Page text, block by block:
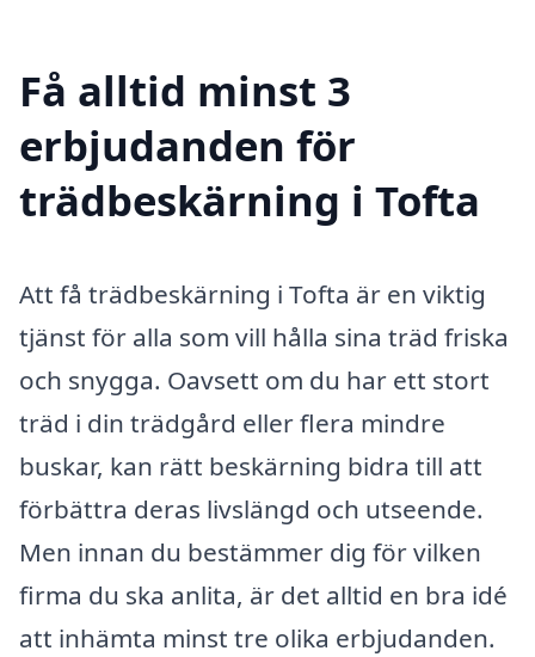
Få alltid minst 3
erbjudanden för
trädbeskärning i Tofta
Att få trädbeskärning i Tofta är en viktig
tjänst för alla som vill hålla sina träd friska
och snygga. Oavsett om du har ett stort
träd i din trädgård eller flera mindre
buskar, kan rätt beskärning bidra till att
förbättra deras livslängd och utseende.
Men innan du bestämmer dig för vilken
firma du ska anlita, är det alltid en bra idé
att inhämta minst tre olika erbjudanden.